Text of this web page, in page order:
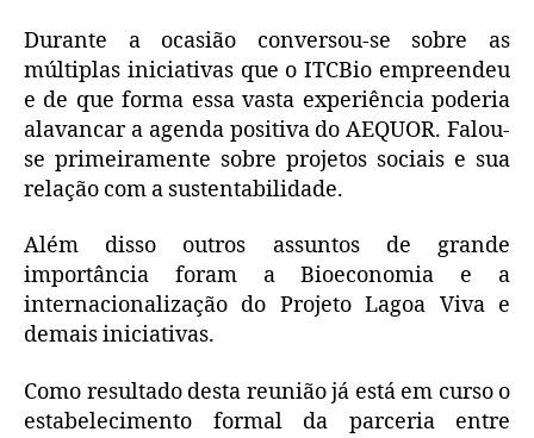
Durante a ocasião conversou-se sobre as
múltiplas iniciativas que o ITCBio empreendeu
e de que forma essa vasta experiência poderia
alavancar a agenda positiva do AEQUOR. Falou-
se primeiramente sobre projetos sociais e sua
relação com a sustentabilidade.
Além disso outros assuntos de grande
importância foram a Bioeconomia e a
internacionalização do Projeto Lagoa Viva e
demais iniciativas.
Como resultado desta reunião já está em curso o
estabelecimento formal da parceria entre